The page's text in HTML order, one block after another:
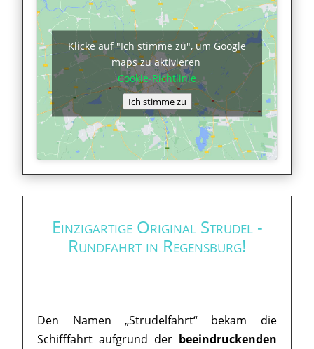
Klicke auf "Ich stimme zu", um Google
maps zu aktivieren
Cookie-Richtlinie
Ich stimme zu
Einzigartige Original Strudel -
Rundfahrt in Regensburg!
Den Namen „Strudelfahrt“ bekam die
Schifffahrt aufgrund der beeindruckenden